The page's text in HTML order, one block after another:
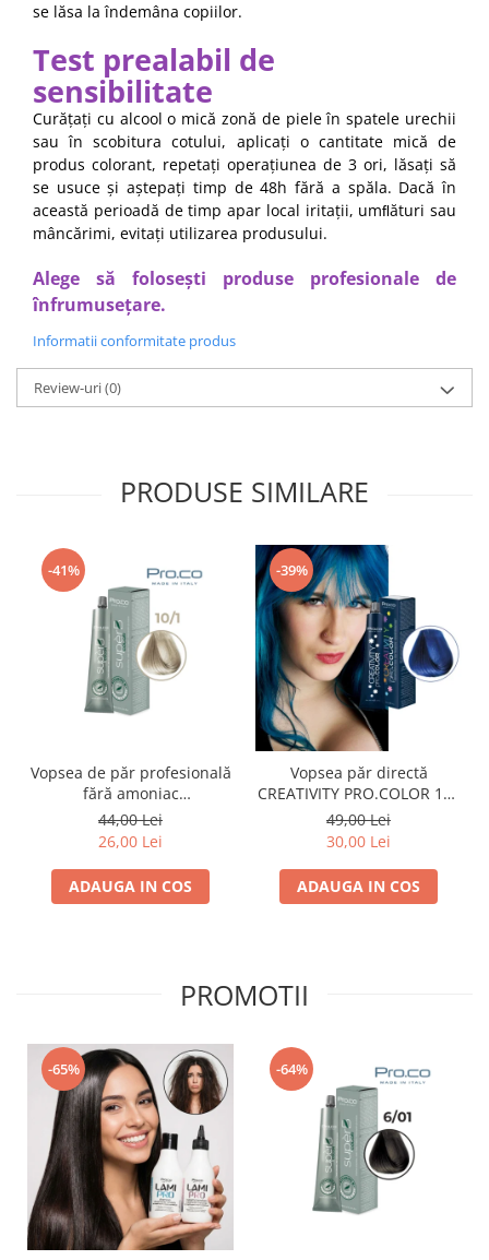
se lăsa la îndemâna copiilor.
Test prealabil de
sensibilitate
Curățați cu alcool o mică zonă de piele în spatele urechii
sau în scobitura cotului, aplicați o cantitate mică de
produs colorant, repetați operațiunea de 3 ori, lăsați să
se usuce și aștepați timp de 48h fără a spăla. Dacă în
această perioadă de timp apar local iritații, umﬂături sau
mâncărimi, evitați utilizarea produsului.
Alege să folosești produse profesionale de
înfrumusețare.
Informatii conformitate produs
Review-uri(0)
PRODUSE SIMILARE
-41%
Vopsea de păr profesională
fără amoniac
SUPERB.COLOR 100 ml -
Pro.Co - 10/1 BLOND EXTRA
DESCHIS CENUSIU
44,00 Lei
26,00 Lei
ADAUGA IN COS
-39%
Vopsea păr directă
CREATIVITY PRO.COLOR 100
ml - ALBASTRU
49,00 Lei
30,00 Lei
ADAUGA IN COS
PROMOTII
-65% -64%